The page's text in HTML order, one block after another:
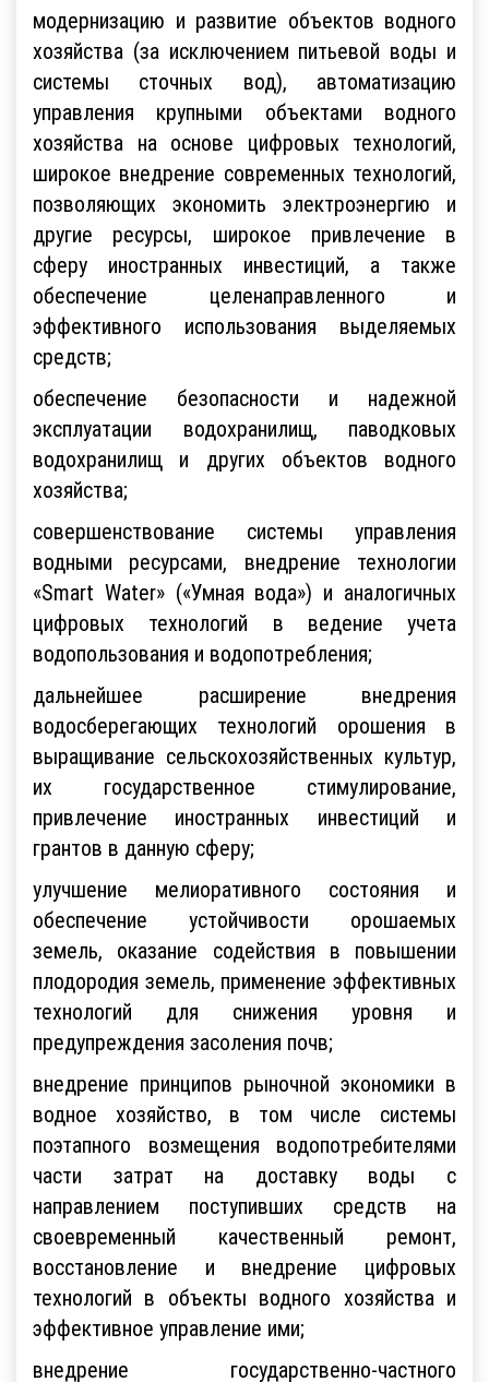
модернизацию и развитие объектов водного
хозяйства (за исключением питьевой воды и
системы сточных вод), автоматизацию
управления крупными объектами водного
хозяйства на основе цифровых технологий,
широкое внедрение современных технологий,
позволяющих экономить электроэнергию и
другие ресурсы, широкое привлечение в
сферу иностранных инвестиций, а также
обеспечение целенаправленного и
эффективного использования выделяемых
средств;
обеспечение безопасности и надежной
эксплуатации водохранилищ, паводковых
водохранилищ и других объектов водного
хозяйства;
совершенствование системы управления
водными ресурсами, внедрение технологии
«Smart Water» («Умная вода») и аналогичных
цифровых технологий в ведение учета
водопользования и водопотребления;
дальнейшее расширение внедрения
водосберегающих технологий орошения в
выращивание сельскохозяйственных культур,
их государственное стимулирование,
привлечение иностранных инвестиций и
грантов в данную сферу;
улучшение мелиоративного состояния и
обеспечение устойчивости орошаемых
земель, оказание содействия в повышении
плодородия земель, применение эффективных
технологий для снижения уровня и
предупреждения засоления почв;
внедрение принципов рыночной экономики в
водное хозяйство, в том числе системы
поэтапного возмещения водопотребителями
части затрат на доставку воды с
направлением поступивших средств на
своевременный качественный ремонт,
восстановление и внедрение цифровых
технологий в объекты водного хозяйства и
эффективное управление ими;
внедрение государственно-частного